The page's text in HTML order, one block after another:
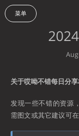
菜单
关于哎呦不错每日分享
发现一些不错的资源
需图文或其它建议可在